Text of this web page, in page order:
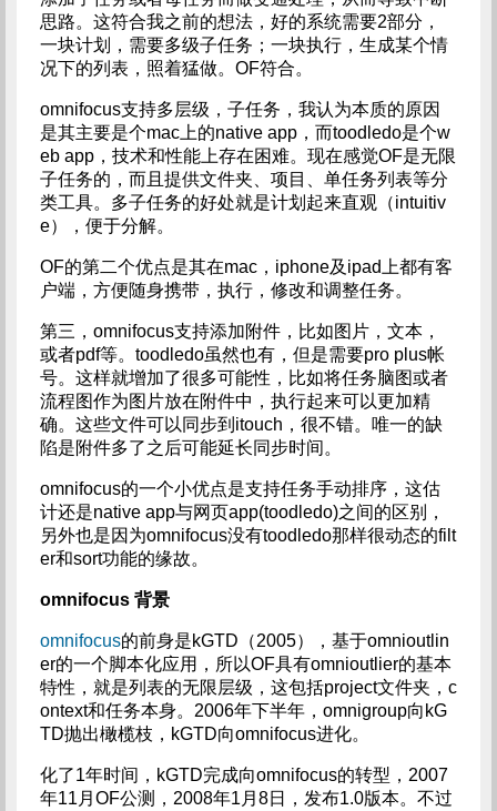
思路。这符合我之前的想法，好的系统需要2部分，
一块计划，需要多级子任务；一块执行，生成某个情
况下的列表，照着猛做。OF符合。
omnifocus支持多层级，子任务，我认为本质的原因
是其主要是个mac上的native app，而toodledo是个w
eb app，技术和性能上存在困难。现在感觉OF是无限
子任务的，而且提供文件夹、项目、单任务列表等分
类工具。多子任务的好处就是计划起来直观（intuitiv
e），便于分解。
OF的第二个优点是其在mac，iphone及ipad上都有客
户端，方便随身携带，执行，修改和调整任务。
第三，omnifocus支持添加附件，比如图片，文本，
或者pdf等。toodledo虽然也有，但是需要pro plus帐
号。这样就增加了很多可能性，比如将任务脑图或者
流程图作为图片放在附件中，执行起来可以更加精
确。这些文件可以同步到itouch，很不错。唯一的缺
陷是附件多了之后可能延长同步时间。
omnifocus的一个小优点是支持任务手动排序，这估
计还是native app与网页app(toodledo)之间的区别，
另外也是因为omnifocus没有toodledo那样很动态的filt
er和sort功能的缘故。
omnifocus 背景
omnifocus的前身是kGTD（2005），基于omnioutlin
er的一个脚本化应用，所以OF具有omnioutlier的基本
特性，就是列表的无限层级，这包括project文件夹，c
ontext和任务本身。2006年下半年，omnigroup向kG
TD抛出橄榄枝，kGTD向omnifocus进化。
化了1年时间，kGTD完成向omnifocus的转型，2007
年11月OF公测，2008年1月8日，发布1.0版本。不过